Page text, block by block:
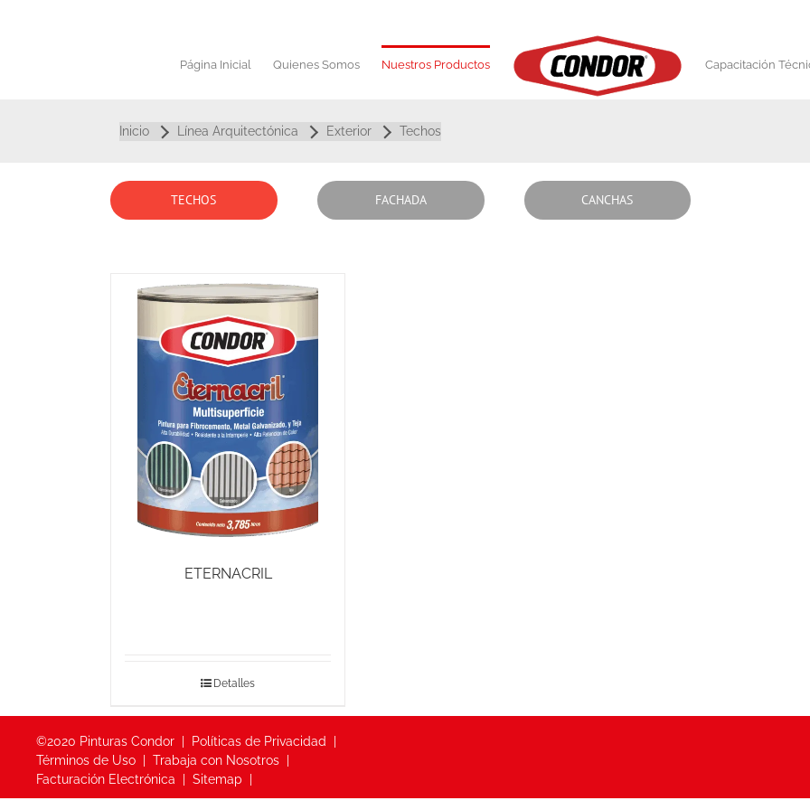
Página Inicial Quienes Somos Nuestros Productos Capacitación
Inicio Línea Arquitectónica Exterior Techos
TECHOS FACHADA CANCHAS
ETERNACRIL
Detalles
©2020 Pinturas Condor
Políticas de Privacidad
Términos de Uso
Trabaja con Nosotros
Facturación Electrónica
Sitemap